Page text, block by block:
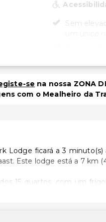
Sem
quartos
cadeira de
se na nossa ZONA
com o Mealheiro da
Lodge ficará a 3
Posto de Turismo de Haast. Este
15 quartos, com um
em contacto. Ao final do